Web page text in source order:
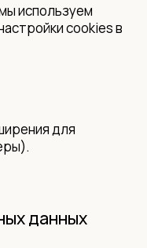
используем
cookies в
для
данных